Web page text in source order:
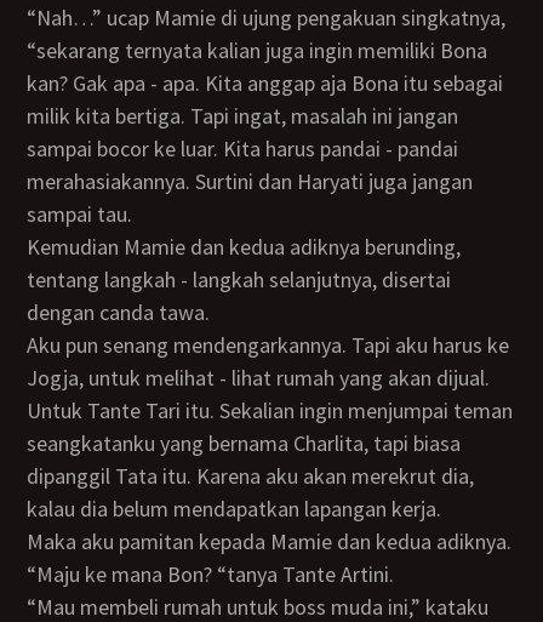
“Nah…” ucap Mamie di ujung pengakuan singkatnya,
“sekarang ternyata kalian juga ingin memiliki Bona
kan? Gak apa - apa. Kita anggap aja Bona itu sebagai
milik kita bertiga. Tapi ingat, masalah ini jangan
sampai bocor ke luar. Kita harus pandai - pandai
merahasiakannya. Surtini dan Haryati juga jangan
sampai tau.
Kemudian Mamie dan kedua adiknya berunding,
tentang langkah - langkah selanjutnya, disertai
dengan canda tawa.
Aku pun senang mendengarkannya. Tapi aku harus ke
Jogja, untuk melihat - lihat rumah yang akan dijual.
Untuk Tante Tari itu. Sekalian ingin menjumpai teman
seangkatanku yang bernama Charlita, tapi biasa
dipanggil Tata itu. Karena aku akan merekrut dia,
kalau dia belum mendapatkan lapangan kerja.
Maka aku pamitan kepada Mamie dan kedua adiknya.
“Maju ke mana Bon? “tanya Tante Artini.
“Mau membeli rumah untuk boss muda ini,” kataku